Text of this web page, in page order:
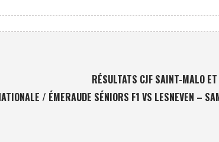
RÉSULTATS CJF SAINT-MALO
/ ÉMERAUDE SÉNIORS F1 VS LESNEVEN –